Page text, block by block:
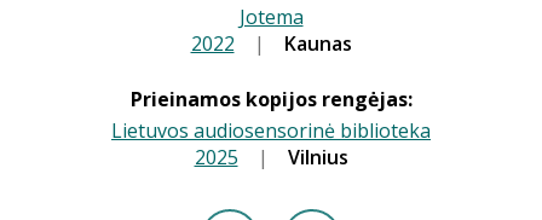
Jotema
2022 | Kaunas
Prieinamos kopijos rengėjas:
Lietuvos audiosensorinė biblioteka
2025 | Vilnius